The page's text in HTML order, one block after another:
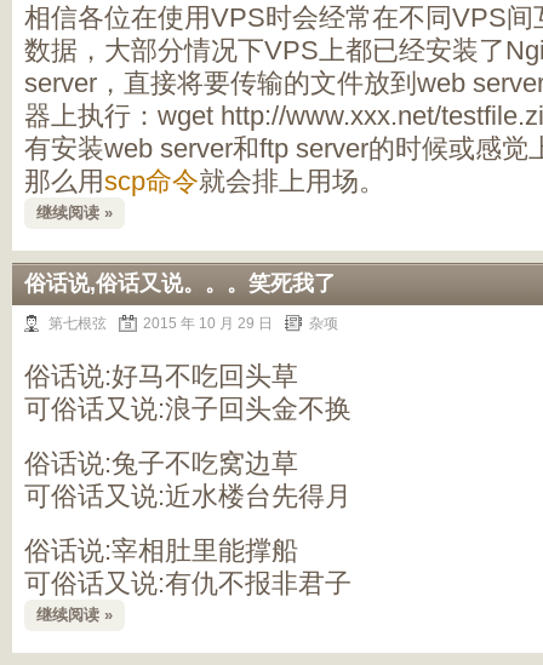
相信各位在使用VPS时会经常在不同VPS
数据，大部分情况下VPS上都已经安装了
server，直接将要传输的文件放到web
器上执行：wget http://www.xxx.net/
有安装web server和ftp server的时候或感觉
那么用scp命令就会排上用场。
继续阅读 »
俗话说,俗话又说。。。笑死我了
第七根弦 2015 年 10 月 29 日 杂项
俗话说:好马不吃回头草
可俗话又说:浪子回头金不换
俗话说:兔子不吃窝边草
可俗话又说:近水楼台先得月
俗话说:宰相肚里能撑船
可俗话又说:有仇不报非君子
继续阅读 »